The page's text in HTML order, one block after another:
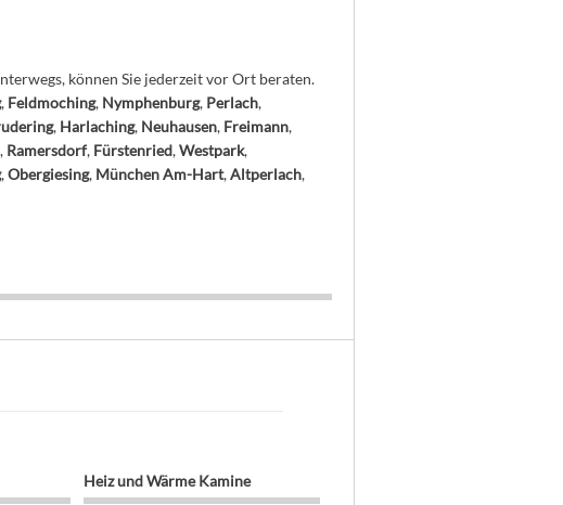
können Sie jederzeit vor Ort beraten.
, Feldmoching, Nymphenburg, Perlach,
, Harlaching, Neuhausen, Freimann,
, Ramersdorf, Fürstenried,Westpark,
,Obergiesing, München Am-Hart,Altperlach,
Heiz und Wärme Kamine